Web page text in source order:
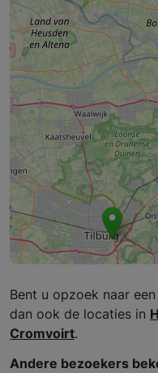
Bent u opzoek naar
dan ook de locaties in
Cromvoirt.
Andere bezoekers